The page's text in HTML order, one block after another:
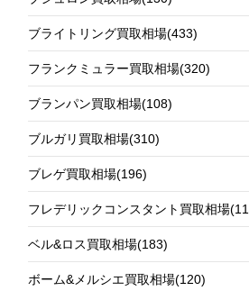
ブライトリング買取相場(433)
フランクミュラー買取相場(320)
ブランパン買取相場(108)
ブルガリ買取相場(310)
ブレゲ買取相場(196)
フレデリックコンスタント買取相場
ベル&ロス買取相場(183)
ボーム&メルシエ買取相場(120)